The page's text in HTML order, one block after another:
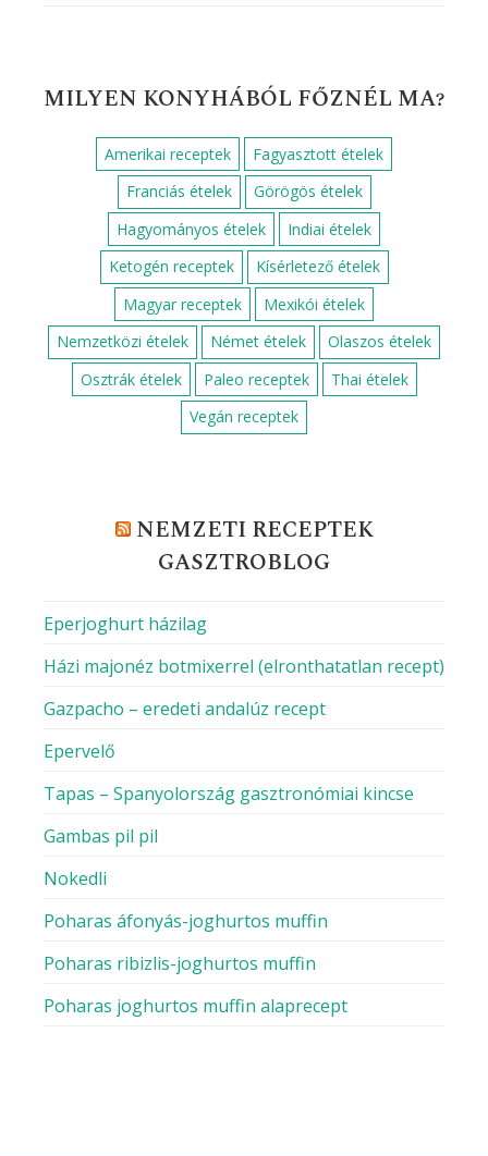
MILYEN KONYHÁBÓL FŐZNÉL MA?
Amerikai receptek
Fagyasztott ételek
Franciás ételek
Görögös ételek
Hagyományos ételek
Indiai ételek
Ketogén receptek
Kísérletező ételek
Magyar receptek
Mexikói ételek
Nemzetközi ételek
Német ételek
Olaszos ételek
Osztrák ételek
Paleo receptek
Thai ételek
Vegán receptek
NEMZETI RECEPTEK
GASZTROBLOG
Eperjoghurt házilag
Házi majonéz botmixerrel (elronthatatlan recept)
Gazpacho – eredeti andalúz recept
Epervelő
Tapas – Spanyolország gasztronómiai kincse
Gambas pil pil
Nokedli
Poharas áfonyás-joghurtos muffin
Poharas ribizlis-joghurtos muffin
Poharas joghurtos muffin alaprecept